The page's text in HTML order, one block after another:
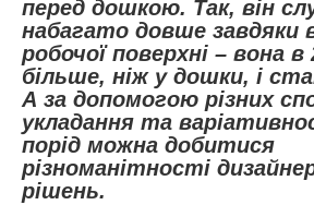
перед дошкою. Так, він
набагато довше завдяки
робочої поверхні – вона в
більше, ніж у дошки, і
А за допомогою різних
укладання та
порід можна добитися
різноманітності
рішень.